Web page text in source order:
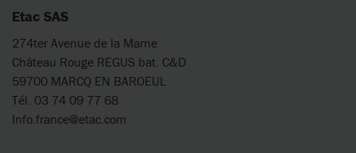
Etac SAS
274ter Avenue de la Marne
Château Rouge REGUS bat. C&D
59700 MARCQ EN BAROEUL
Tél. 03 74 09 77 68
Info.france@etac.com